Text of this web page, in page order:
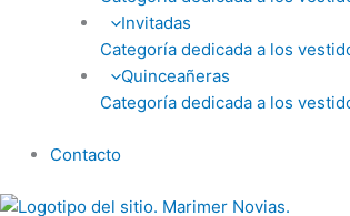
Invitadas
Categoría dedicada a los
Quinceañeras
Categoría dedicada a los
Contacto